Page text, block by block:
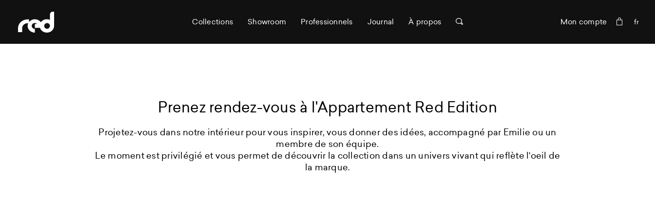
Collections Showroom Professionnels Journal À propos Mon compte
Prenez rendez-vous à l'Appartement Red Edition
Projetez-vous dans notre intérieur pour vous inspirer, vous donner des idées, accompagné par Emilie ou un
membre de son équipe.
Le moment est privilégié et vous permet de découvrir la collection dans un univers vivant qui reflète l'oeil de
la marque.